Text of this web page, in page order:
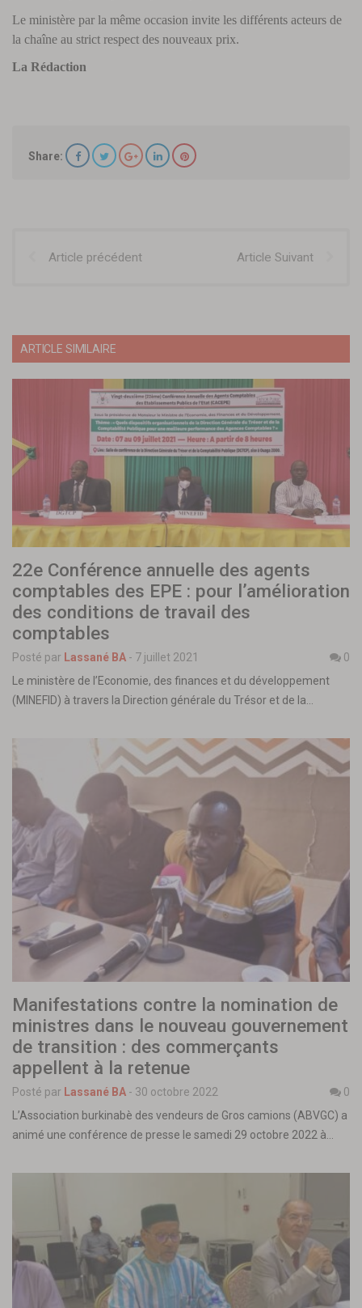
Le ministère par la même occasion invite les différents acteurs de
la chaîne au strict respect des nouveaux prix.
La Rédaction
Share:
Article précédent Article Suivant
ARTICLE SIMILAIRE
22e Conférence annuelle des agents
comptables des EPE : pour l’amélioration
des conditions de travail des
comptables
Posté par Lassané BA - 7 juillet 2021
0
Le ministère de l’Economie, des finances et du développement
(MINEFID) à travers la Direction générale du Trésor et de la…
Manifestations contre la nomination de
ministres dans le nouveau gouvernement
de transition : des commerçants
appellent à la retenue
Posté par Lassané BA - 30 octobre 2022
0
L’Association burkinabè des vendeurs de Gros camions (ABVGC) a
animé une conférence de presse le samedi 29 octobre 2022 à…